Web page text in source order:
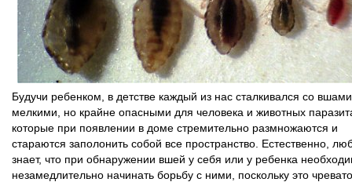
Будучи ребенком, в детстве каждый из нас сталкивался со
мелкими, но крайне опасными для человека и животных
которые при появлении в доме стремительно размножаются и
стараются заполонить собой все пространство. Естественно,
знает, что при обнаружении вшей у себя или у ребенка
незамедлительно начинать борьбу с ними, поскольку это